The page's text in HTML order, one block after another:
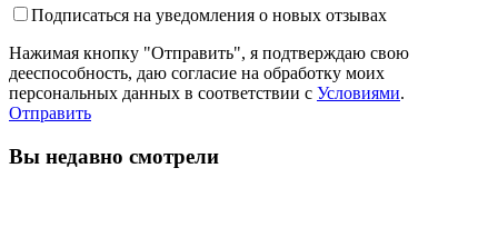
Подписаться на уведомления о новых отзывах
Нажимая кнопку "Отправить", я подтверждаю свою
дееспособность, даю согласие на обработку моих
персональных данных в соответствии с Условиями.
Отправить
Вы недавно смотрели